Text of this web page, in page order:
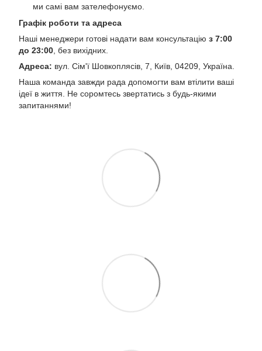
ми самі вам зателефонуємо.
Графік роботи та адреса
Наші менеджери готові надати вам консультацію з 7:00
до 23:00 , без вихідних.
Адреса: вул. Сім'ї Шовкоплясів, 7, Київ, 04209, Україна.
Наша команда завжди рада допомогти вам втілити ваші
ідеї в життя. Не соромтесь звертатись з будь-якими
запитаннями!